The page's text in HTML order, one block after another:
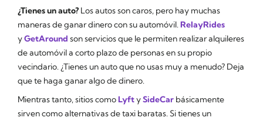
¿Tienes un auto? Los autos son caros, pero hay muchas
maneras de ganar dinero con su automóvil.RelayRides
yGetAround son servicios que le permiten realizar alquileres
de automóvil a corto plazo de personas en su propio
vecindario. ¿Tienes un auto que no usas muy a menudo? Deja
que te haga ganar algo de dinero.
Mientras tanto, sitios comoLyftySideCar básicamente
sirven como alternativas de taxi baratas. Si tienes un